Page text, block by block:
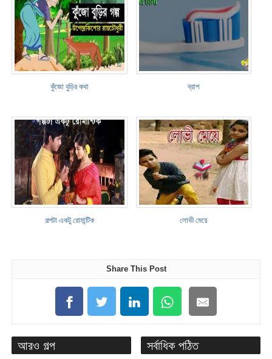
কুঁজো বুড়ির কথা ব্রাশ
গল্পটা একটু রোমান্টিক লোভী মেয়ে
Share This Post
আরও গল্প সর্বাধিক পঠিত